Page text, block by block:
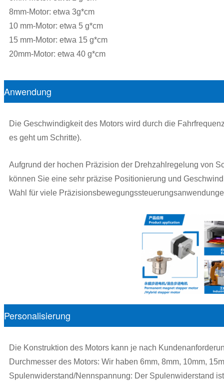
8mm-Motor: etwa 3g*cm
10 mm-Motor: etwa 5 g*cm
15 mm-Motor: etwa 15 g*cm
20mm-Motor: etwa 40 g*cm
Anwendung
Die Geschwindigkeit des Motors wird durch die
es geht um Schritte).
Aufgrund der hochen Präzision der Drehzahlregelung von
können Sie eine sehr präzise Positionierung und
Wahl für viele
Personalisierung
Die Konstruktion des Motors kann je nach
Durchmesser des Motors: Wir haben 6mm, 8mm, 10mm,
Spulenwiderstand/Nennspannung: Der Spulenwiderstand